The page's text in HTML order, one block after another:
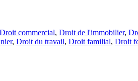
Droit commercial, Droit de l'immobilier,
, Droit du travail, Droit familial, Droit